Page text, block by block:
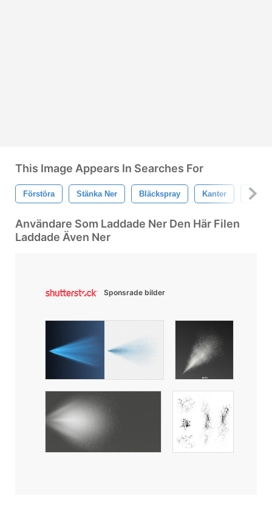
This Image Appears In Searches For
Förstöra Stänka Ner Bläckspray Kanter
Användare Som Laddade Ner Den Här Filen
Laddade Även Ner
Sponsrade bilder